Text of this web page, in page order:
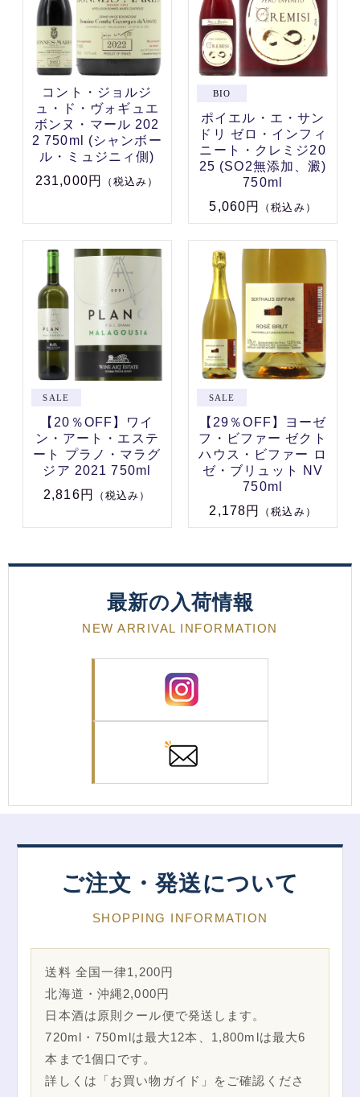
コント・ジョルジ
ュ・ド・ヴォギュエ
ボンヌ・マール 202
2 750ml (シャンボー
ル・ミュジニィ側)
231,000円
（税込み）
ポイエル・エ・サン
ドリ ゼロ・インフィ
ニート・クレミジ20
25 (SO2無添加、澱)
750ml
5,060円
（税込み）
【20％OFF】ワイ
ン・アート・エステ
ート プラノ・マラグ
ジア 2021 750ml
2,816円
（税込み）
【29％OFF】ヨーゼ
フ・ビファー ゼクト
ハウス・ビファー ロ
ゼ・ブリュット NV
750ml
2,178円
（税込み）
最新の入荷情報
NEW ARRIVAL INFORMATION
ご注文・発送について
SHOPPING INFORMATION
送料 全国一律1,200円
北海道・沖縄2,000円
日本酒は原則クール便で発送します。
720ml・750mlは最大12本、1,800mlは最大6
本まで1個口です。
詳しくは「お買い物ガイド」をご確認くださ